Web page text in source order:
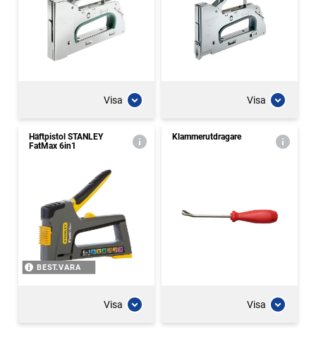
Visa Visa
Häftpistol STANLEY
FatMax 6in1
BEST.VARA
Visa
Klammerutdragare
Visa